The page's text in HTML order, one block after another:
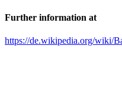
Further information at
https://de.wikipedia.org/wiki/